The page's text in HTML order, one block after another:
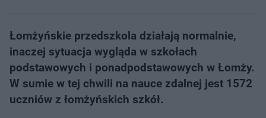
Łomżyńskie przedszkola działają normalnie,
inaczej sytuacja wygląda w szkołach
podstawowych i ponadpodstawowych w Łomży.
W sumie w tej chwili na nauce zdalnej jest 1572
uczniów z łomżyńskich szkół.